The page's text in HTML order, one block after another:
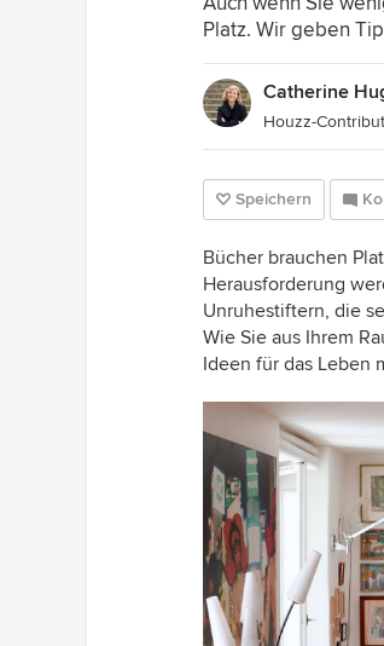
Platz. Wir geben
Catherine
Speichern
Bücher brauchen
Herausforderung
Unruhestiftern, die
Wie Sie aus Ihrem
Ideen für das Leben